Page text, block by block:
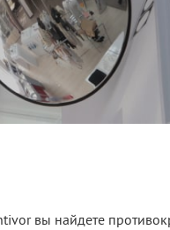
вы найдете